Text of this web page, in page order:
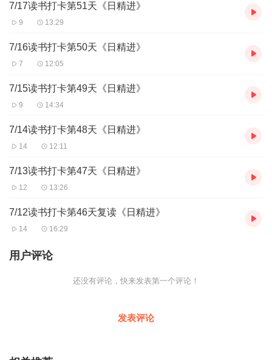
7/17读书打卡第51天《日精进》
9 13:29
7/16读书打卡第50天《日精进》
7 12:05
7/15读书打卡第49天《日精进》
9 14:34
7/14读书打卡第48天《日精进》
14 12:11
7/13读书打卡第47天《日精进》
12 13:26
7/12读书打卡第46天复读《日精进》
14 16:29
用户评论
还没有评论，快来发表第一个评论！
发表评论